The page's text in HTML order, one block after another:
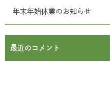
年末年始休業のお知らせ
最近のコメント